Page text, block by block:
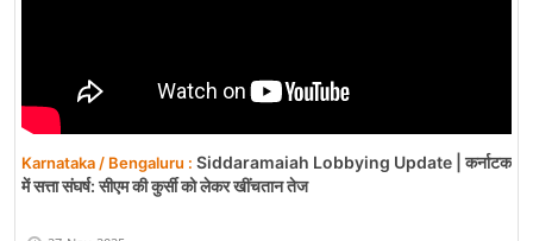
Karnataka / Bengaluru : Siddaramaiah Lobbying Update | कर्नाटक
में सत्ता संघर्ष: सीएम की कुर्सी को लेकर खींचतान तेज